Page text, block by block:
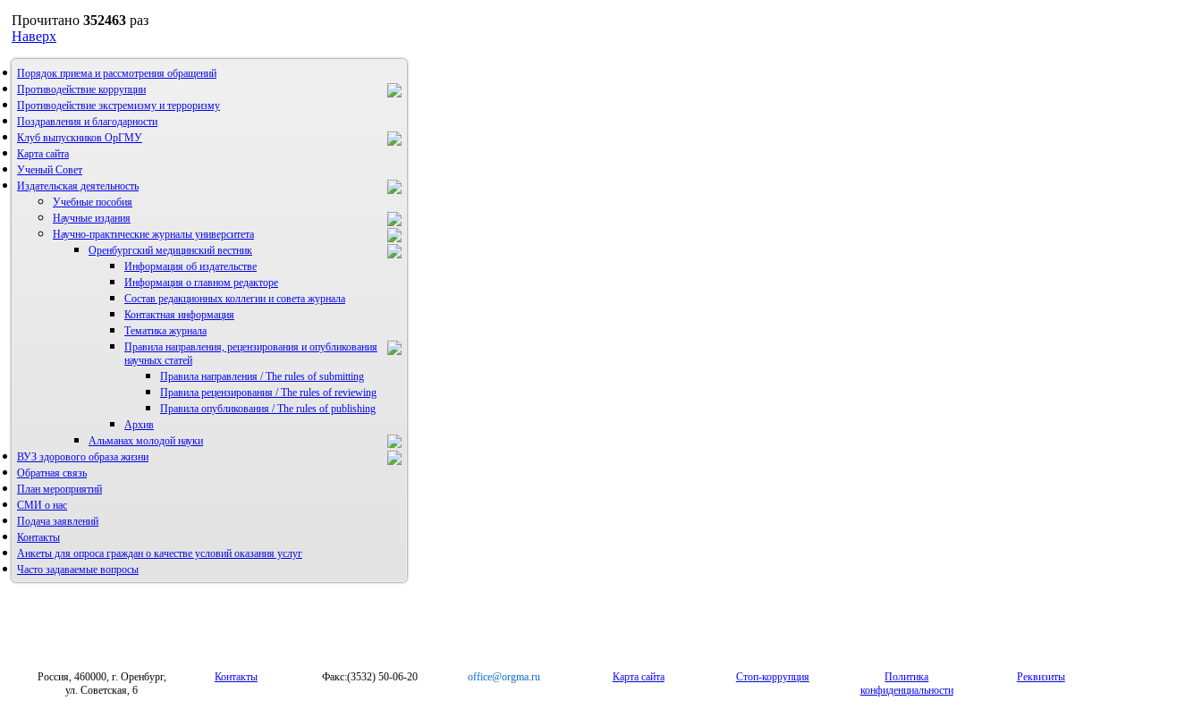
Прочитано 352463 раз
Наверх
Порядок приема и рассмотрения обращений
Противодействие коррупции
Противодействие экстремизму и терроризму
Поздравления и благодарности
Клуб выпускников ОрГМУ
Карта сайта
Ученый Совет
Издательская деятельность
Учебные пособия
Научные издания
Научно-практические журналы университета
Оренбургский медицинский вестник
Информация об издательстве
Информация о главном редакторе
Состав редакционных коллегии и совета журнала
Контактная информация
Тематика журнала
Правила направления, рецензирования и опубликования
научных статей
Правила направления / The rules of submitting
Правила рецензирования / The rules of reviewing
Правила опубликования / The rules of publishing
Архив
Альманах молодой науки
Редакция журнала
ВУЗ здорового образа жизни
Фотогалерея
Обратная связь
План мероприятий
СМИ о нас
Подача заявлений
Контакты
Анкеты для опроса граждан о качестве условий оказания услуг
Часто задаваемые вопросы
Россия, 460000, г. Оренбург,
ул. Советская, 6
Контакты Факс:(3532) 50-06-20 office@orgma.ru Карта сайта Стоп-коррупция
Политика
конфиденциальности
Реквизиты